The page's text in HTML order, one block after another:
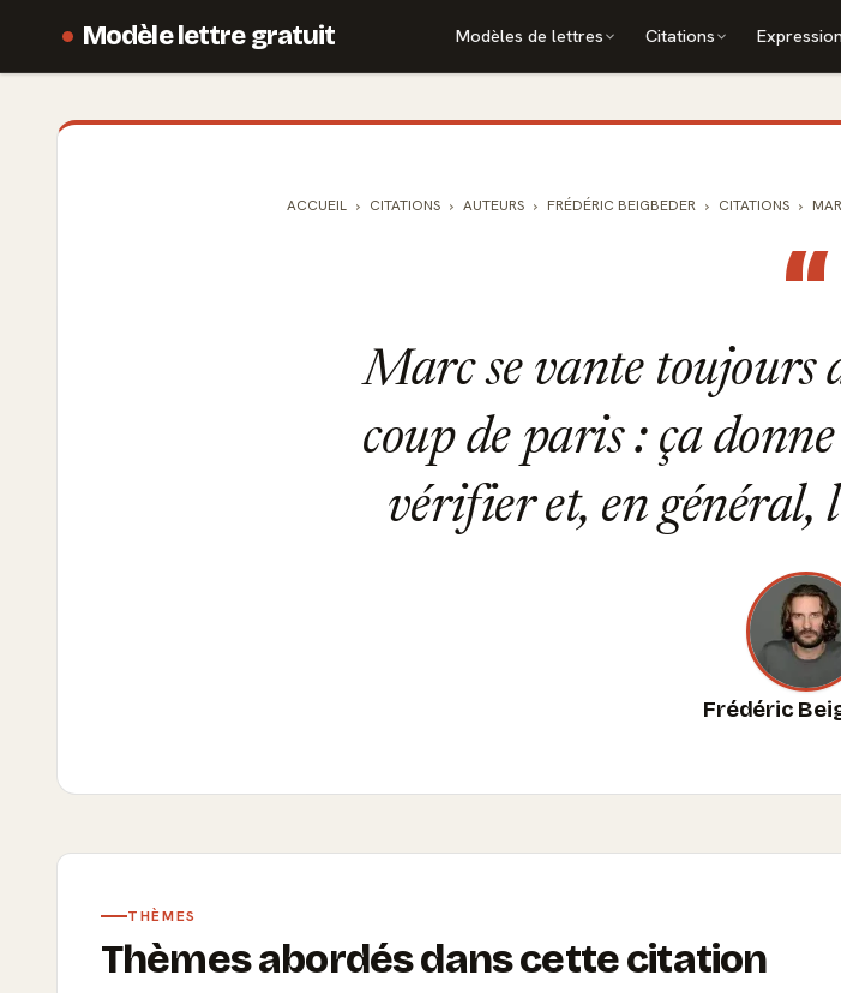
Modèle lettre gratuit Modèles de lettres Citations
ACCUEIL CITATIONS AUTEURS FRÉDÉRIC BEIGBEDER CITATIONS
“
Marc se vante toujours
coup de paris : ça
vérifier et, en général,
Frédéric
THÈMES
Thèmes abordés dans cette citation